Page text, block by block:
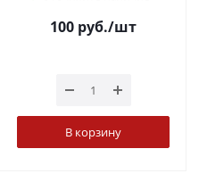
100 руб./шт
В корзину